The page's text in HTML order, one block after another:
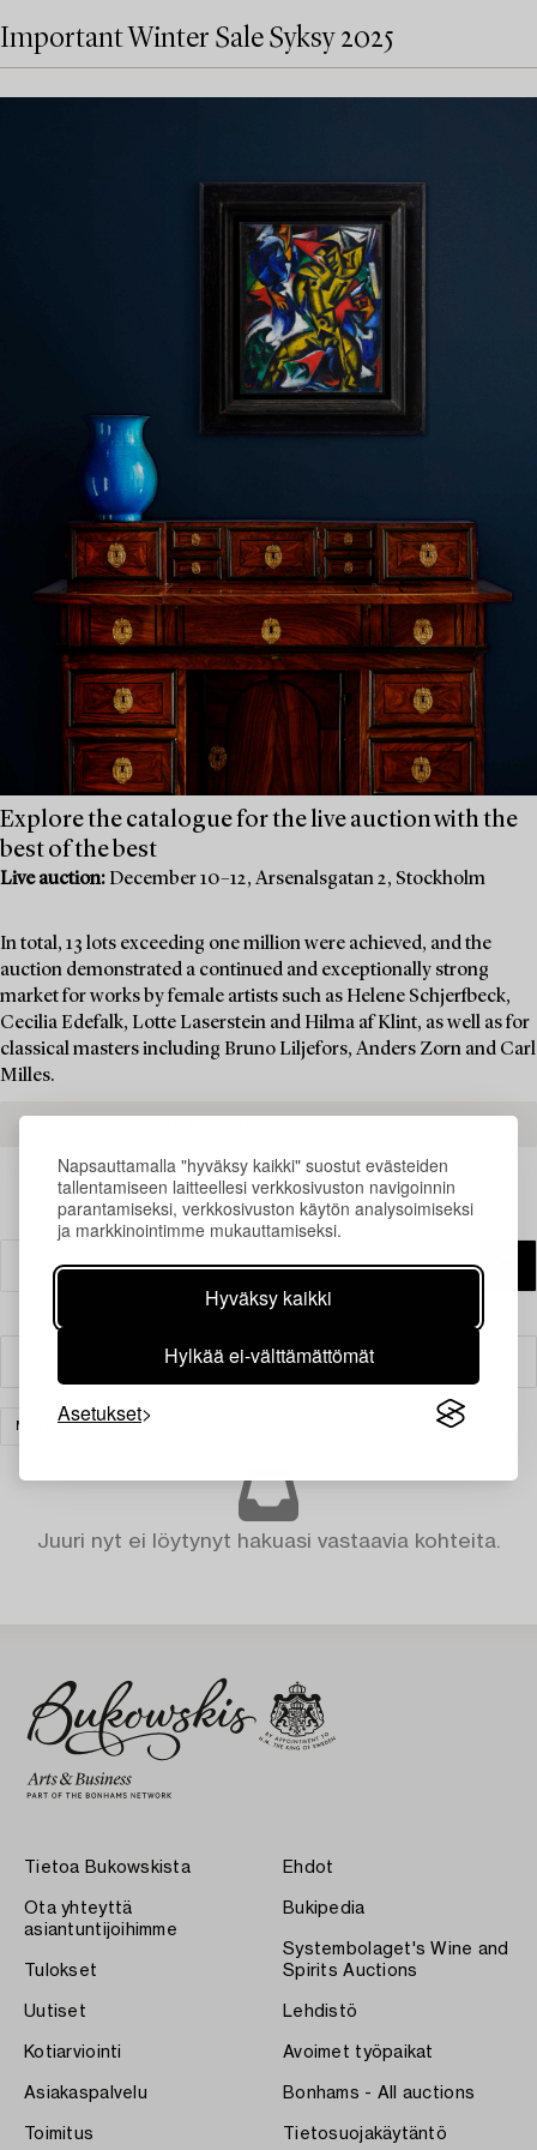
Napsauttamalla "hyväksy kaikki" suostut evästeiden
tallentamiseen laitteellesi verkkosivuston navigoinnin
parantamiseksi, verkkosivuston käytön analysoimiseksi
ja markkinointimme mukauttamiseksi.
Hyväksy kaikki
Hylkää ei-välttämättömät
Asetukset
Important Winter Sale Syksy 2025
Explore the catalogue for the live auction with the
best of the best
Live auction: December 10–12, Arsenalsgatan 2, Stockholm
In total, 13 lots exceeding one million were achieved, and the
auction demonstrated a continued and exceptionally strong
market for works by female artists such as Helene Schjerfbeck,
Cecilia Edefalk, Lotte Laserstein and Hilma af Klint, as well as for
classical masters including Bruno Liljefors, Anders Zorn and Carl
Milles.
Suodatin
MATOT TYHJENNÄ KAIKKI
Juuri nyt ei löytynyt hakuasi vastaavia kohteita.
Tietoa Bukowskista
Ota yhteyttä
asiantuntijoihimme
Tulokset
Uutiset
Kotiarviointi
Asiakaspalvelu
Toimitus
Ehdot
Bukipedia
Systembolaget's Wine and
Spirits Auctions
Lehdistö
Avoimet työpaikat
Bonhams - All auctions
Tietosuojakäytäntö